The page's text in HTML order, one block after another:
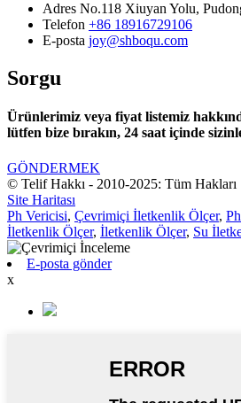
Adres No.118 Xiuyan Yolu,
Telefon +86 18916729106
E-posta joy@shboqu.com
Sorgu
Ürünlerimiz veya fiyat listemiz
lütfen bize bırakın, 24 saat içinde
GÖNDERMEK
© Telif Hakkı - 2010-2025: Tüm Hakları
Site Haritası
Ph Vericisi, Çevrimiçi İletkenlik Ölçer,
İletkenlik Ölçer, İletkenlik Ölçer, Su
E-posta gönder
x